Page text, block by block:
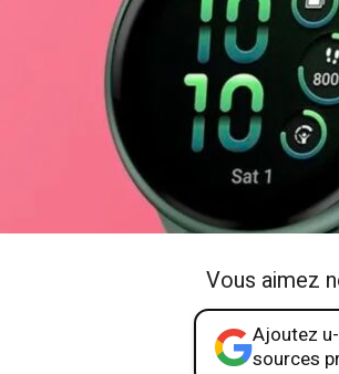
Vous aimez
Ajoutez
sources